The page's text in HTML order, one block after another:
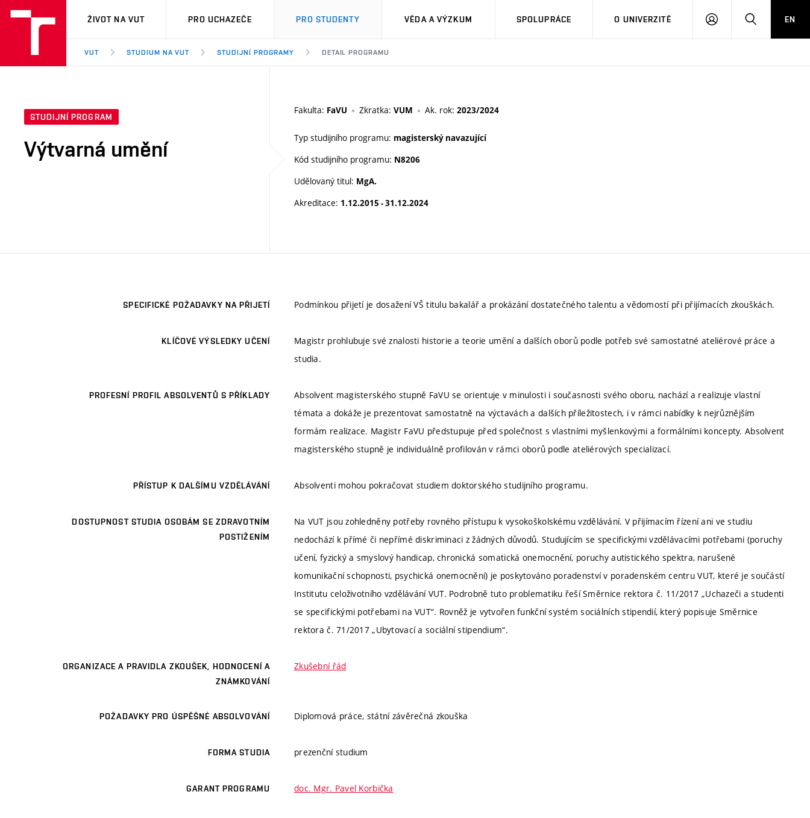
VUT
ŽIVOT NA VUT PRO UCHAZEČE PRO STUDENTY VĚDA A VÝZKUM SPOLUPRÁCE O UNIVERZITĚ
PŘIHLÁSIT HLEDATEN
VUT STUDIUM NA VUT STUDIJNÍ PROGRAMY DETAIL PROGRAMU
STUDIJNÍ PROGRAM
Výtvarná umění
Fakulta: FaVU Zkratka: VUM Ak. rok: 2023/2024
Typ studijního programu: magisterský navazující
Kód studijního programu: N8206
Udělovaný titul: MgA.
Akreditace: 1.12.2015 - 31.12.2024
SPECIFICKÉ POŽADAVKY NA PŘIJETÍ Podmínkou přijetí je dosažení VŠ titulu bakalář a prokázání dostatečného talentu a vědomostí při přijímacích zkouškách.
KLÍČOVÉ VÝSLEDKY UČENÍ
Magistr prohlubuje své znalosti historie a teorie umění a dalších oborů podle potřeb své samostatné ateliérové práce a
studia.
PROFESNÍ PROFIL ABSOLVENTŮ S PŘÍKLADY
Absolvent magisterského stupně FaVU se orientuje v minulosti i současnosti svého oboru, nachází a realizuje vlastní
témata a dokáže je prezentovat samostatně na výctavách a dalších příležitostech, i v rámci nabídky k nejrůznějším
formám realizace. Magistr FaVU předstupuje před společnost s vlastními myšlenkovými a formálními koncepty. Absolvent
magisterského stupně je individuálně profilován v rámci oborů podle ateliérových specializací.
PŘÍSTUP K DALŠÍMU VZDĚLÁVÁNÍ Absolventi mohou pokračovat studiem doktorského studijního programu.
DOSTUPNOST STUDIA OSOBÁM SE ZDRAVOTNÍM
POSTIŽENÍM
Na VUT jsou zohledněny potřeby rovného přístupu k vysokoškolskému vzdělávání. V přijímacím řízení ani ve studiu
nedochází k přímé či nepřímé diskriminaci z žádných důvodů. Studujícím se specifickými vzdělávacími potřebami (poruchy
učení, fyzický a smyslový handicap, chronická somatická onemocnění, poruchy autistického spektra, narušené
komunikační schopnosti, psychická onemocnění) je poskytováno poradenství v poradenském centru VUT, které je součástí
Institutu celoživotního vzdělávání VUT. Podrobně tuto problematiku řeší Směrnice rektora č. 11/2017 „Uchazeči a studenti
se specifickými potřebami na VUT“. Rovněž je vytvořen funkční systém sociálních stipendií, který popisuje Směrnice
rektora č. 71/2017 „Ubytovací a sociální stipendium“.
ORGANIZACE A PRAVIDLA ZKOUŠEK, HODNOCENÍ A
ZNÁMKOVÁNÍ
Zkušební řád
POŽADAVKY PRO ÚSPĚŠNÉ ABSOLVOVÁNÍ Diplomová práce, státní závěrečná zkouška
FORMA STUDIA prezenční studium
GARANT PROGRAMU doc. Mgr. Pavel Korbička